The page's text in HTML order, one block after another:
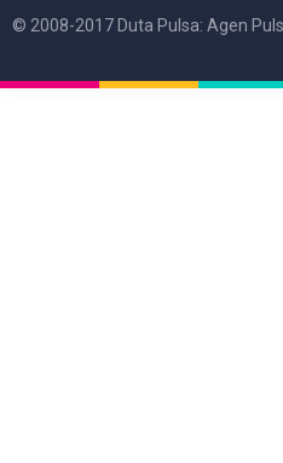
© 2008-2017 Duta Pulsa: Agen